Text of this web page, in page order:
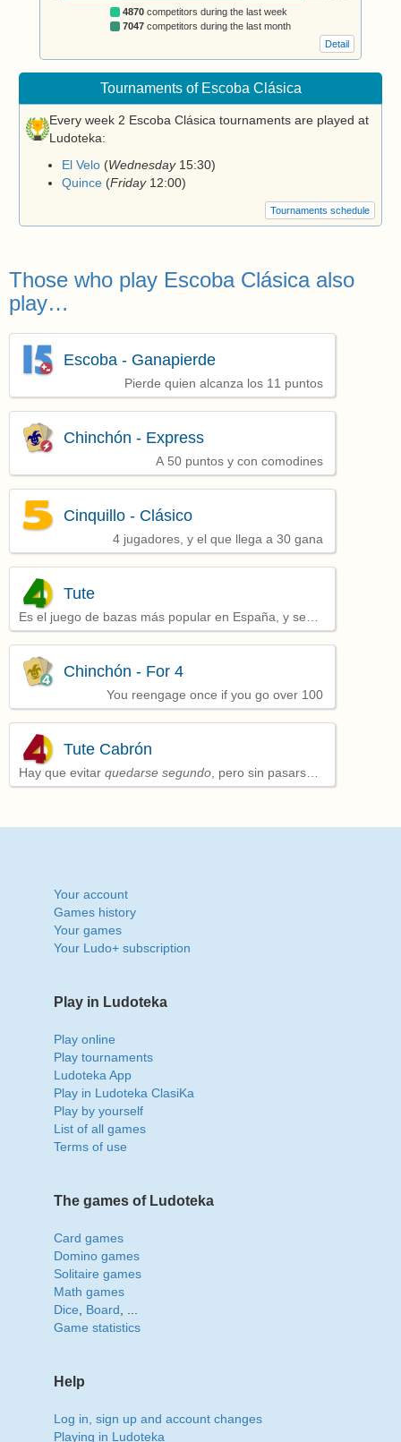
4870 competitors during the last week
7047 competitors during the last month
Detail
Tournaments of Escoba Clásica
Every week 2 Escoba Clásica tournaments are played at
Ludoteka:
El Velo (Wednesday15:30)
Quince (Friday12:00)
Tournaments schedule
Those who play Escoba Clásica also
play…
Pierde quien alcanza los 11 puntos
Escoba - Ganapierde
A 50 puntos y con comodines
Chinchón - Express
4 jugadores, y el que llega a 30 gana
Cinquillo - Clásico
Es el juego de bazas más popular en España, y se
juega por parejas
Tute
You reengage once if you go over 100
Chinchón - For 4
Hay que evitar quedarse segundo , pero sin pasarse
de puntos y consiguiendo alguna baza
Tute Cabrón
Your account
Games history
Your games
Your Ludo+ subscription
Play in Ludoteka
Play online
Play tournaments
Ludoteka App
Play in Ludoteka ClasiKa
Play by yourself
List of all games
Terms of use
The games of Ludoteka
Card games
Domino games
Solitaire games
Math games
Dice
Board
Game statistics
Help
Log in, sign up and account changes
Playing in Ludoteka